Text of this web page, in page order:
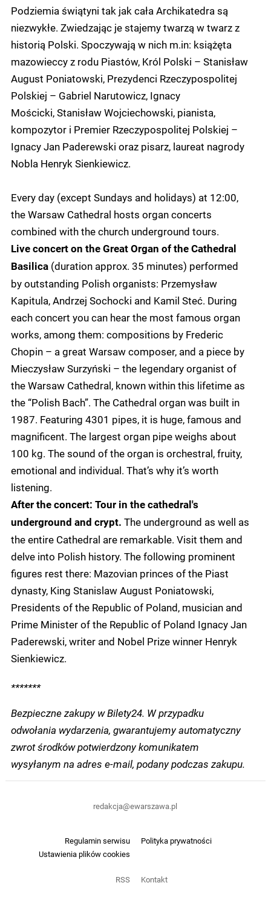
Podziemia świątyni tak jak cała Archikatedra są
niezwykłe. Zwiedzając je stajemy twarzą w twarz z
historią Polski. Spoczywają w nich m.in: książęta
mazowieccy z rodu Piastów, Król Polski – Stanisław
August Poniatowski, Prezydenci Rzeczypospolitej
Polskiej – Gabriel Narutowicz, Ignacy
Mościcki, Stanisław Wojciechowski, pianista,
kompozytor i Premier Rzeczypospolitej Polskiej –
Ignacy Jan Paderewski oraz pisarz, laureat nagrody
Nobla Henryk Sienkiewicz.
Every day (except Sundays and holidays) at 12:00,
the Warsaw Cathedral hosts organ concerts
combined with the church underground tours.
Live concert on the Great Organ of the Cathedral
Basilica (duration approx. 35 minutes) performed
by outstanding Polish organists: Przemysław
Kapitula, Andrzej Sochocki and Kamil Steć. During
each concert you can hear the most famous organ
works, among them: compositions by Frederic
Chopin – a great Warsaw composer, and a piece by
Mieczysław Surzyński – the legendary organist of
the Warsaw Cathedral, known within this lifetime as
the “Polish Bach”. The Cathedral organ was built in
1987. Featuring 4301 pipes, it is huge, famous and
magnificent. The largest organ pipe weighs about
100 kg. The sound of the organ is orchestral, fruity,
emotional and individual. That’s why it’s worth
listening.
After the concert: Tour in the cathedral's
underground and crypt. The underground as well as
the entire Cathedral are remarkable. Visit them and
delve into Polish history. The following prominent
figures rest there: Mazovian princes of the Piast
dynasty, King Stanislaw August Poniatowski,
Presidents of the Republic of Poland, musician and
Prime Minister of the Republic of Poland Ignacy Jan
Paderewski, writer and Nobel Prize winner Henryk
Sienkiewicz.
*******
Bezpieczne zakupy w Bilety24. W przypadku
odwołania wydarzenia, gwarantujemy automatyczny
zwrot środków potwierdzony komunikatem
wysyłanym na adres e-mail, podany podczas zakupu.
Regulamin serwisu
Polityka prywatności
Ustawienia plików cookies
RSS Kontakt
redakcja@ewarszawa.pl